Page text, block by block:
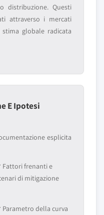
distribuzione. Questi
attraverso i mercati
globale radicata
E Ipotesi
esplicita
frenanti e
di mitigazione
della curva